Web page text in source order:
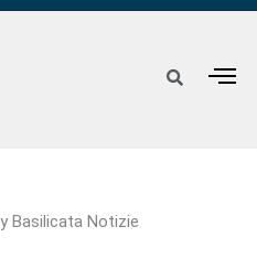
Basilicata Notizie